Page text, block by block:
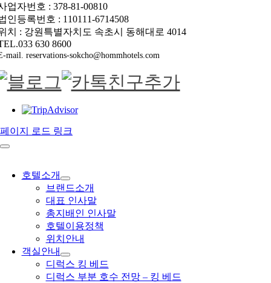
업자번호 : 378-81-00810
인등록번호 : 110111-6714508
치 : 강원특별자치도 속초시 동해대로 4014
630 8600
mail. reservations-sokcho@hommhotels.com
페이지 로드 링크
호텔소개
브랜드소개
대표 인사말
총지배인 인사말
호텔이용정책
위치안내
객실안내
디럭스 킹 베드
디럭스 부분 호수 전망 – 킹 베드